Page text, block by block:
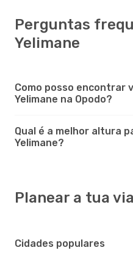
Perguntas
Yelimane
Como posso encontrar
Yelimane na Opodo?
Qual é a melhor altura
Yelimane?
Planear a tua
Cidades populares